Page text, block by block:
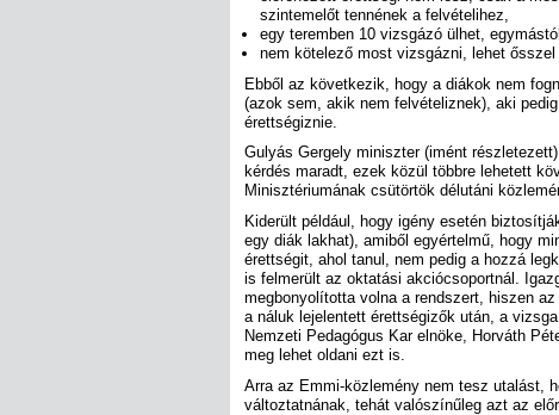
szintemelőt tennének a felvételihez,
egy teremben 10 vizsgázó ülhet,
nem kötelező most vizsgázni, lehet ősszel
Ebből az következik, hogy a diákok nem
(azok sem, akik nem felvételiznek), aki
érettségiznie.
Gulyás Gergely miniszter (imént
kérdés maradt, ezek közül többre lehetett
Minisztériumának csütörtök délutáni
Kiderült például, hogy igény esetén
egy diák lakhat), amiből egyértelmű, hogy
érettségit, ahol tanul, nem pedig a hozzá
is felmerült az oktatási akciócsoportnál.
megbonyolította volna a rendszert, hiszen
a náluk lejelentett érettségizők után, a
Nemzeti Pedagógus Kar elnöke, Horváth
meg lehet oldani ezt is.
Arra az Emmi-közlemény nem tesz utalást,
változtatnának, tehát valószínűleg azt az